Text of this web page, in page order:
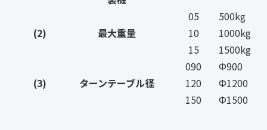
(2) 最大重量
05
10
15
500kg
1000kg
1500kg
(3) ターンテーブル径
090
120
150
Ф900
Ф1200
Ф1500